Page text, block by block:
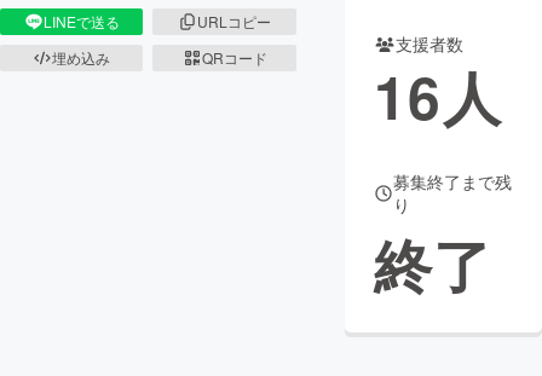
まちづくり・地域活性化
CAMPFIRE Creation
コミュニティ
LINEで送る
URLコピー
埋め込み
QRコード
支援者数
16人
募集終了まで残
り
終了